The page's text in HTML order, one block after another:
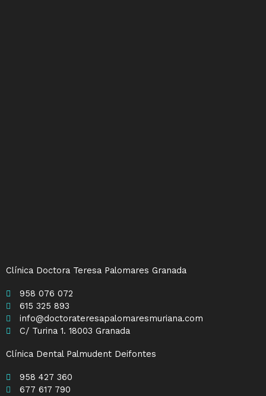
Clínica Doctora Teresa Palomares Granada
958 076 072
615 325 893
info@doctorateresapalomaresmuriana.com
C/ Turina 1. 18003 Granada
Clínica Dental Palmudent Deifontes
958 427 360
677 617 790